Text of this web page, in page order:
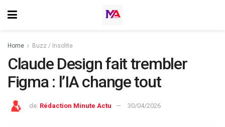
Home Buzz / Insolite
Claude Design fait trembler
Figma : l’IA change tout
de: Rédaction Minute Actu 30/04/2026